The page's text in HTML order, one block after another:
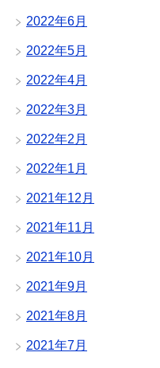
2022年6月
2022年5月
2022年4月
2022年3月
2022年2月
2022年1月
2021年12月
2021年11月
2021年10月
2021年9月
2021年8月
2021年7月